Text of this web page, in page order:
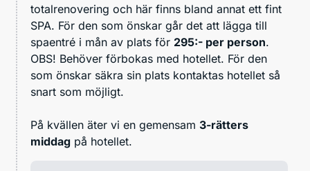
totalrenovering och här finns bland annat ett fint
SPA. För den som önskar går det att lägga till
spaentré i mån av plats för 295:- per person.
OBS! Behöver förbokas med hotellet. För den
som önskar säkra sin plats kontaktas hotellet så
snart som möjligt.
På kvällen äter vi en gemensam 3-rätters
middag på hotellet.